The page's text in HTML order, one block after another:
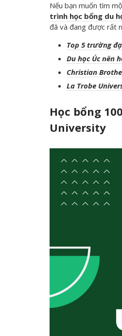
Nếu bạn muốn tìm
trình học bổng du
đã và đang được rất
Top 5 trường
Du học Úc nên
Christian
La Trobe
Học bổng
University